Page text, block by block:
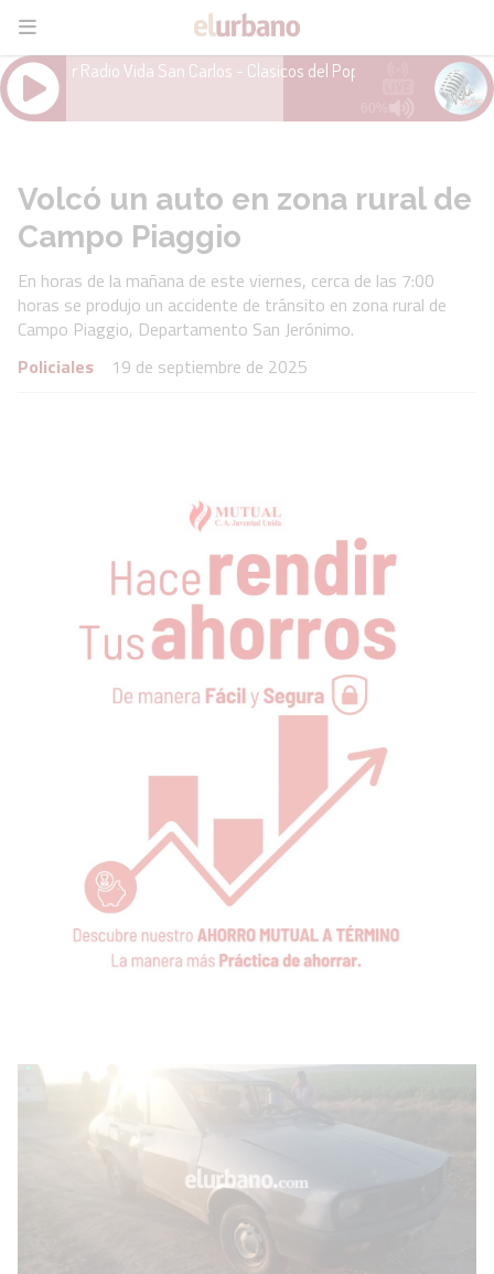
Volcó un auto en zona rural de
Campo Piaggio
En horas de la mañana de este viernes, cerca de las 7:00
horas se produjo un accidente de tránsito en zona rural de
Campo Piaggio, Departamento San Jerónimo.
Policiales
19 de septiembre de 2025